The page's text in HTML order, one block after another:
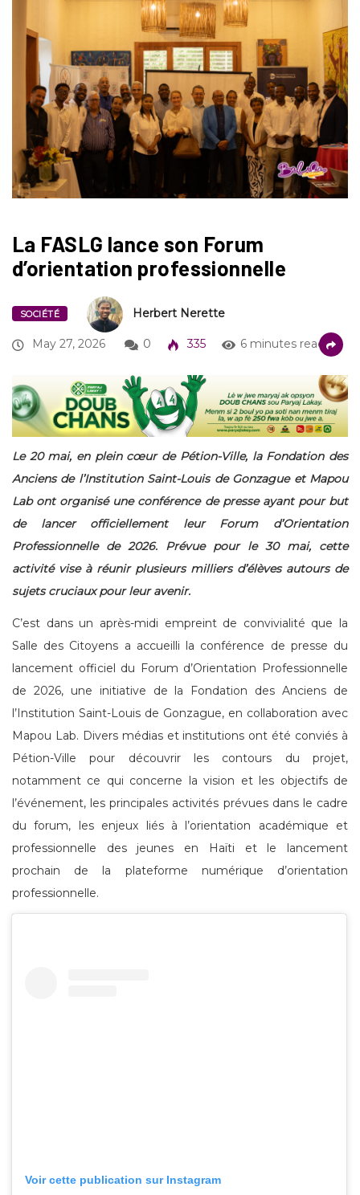
La FASLG lance son Forum
d’orientation professionnelle
SOCIÉTÉ Herbert Nerette
May 27, 2026 0 335 6 minutes read
Le 20 mai, en plein cœur de Pétion-Ville, la Fondation des
Anciens de l’Institution Saint-Louis de Gonzague et Mapou
Lab ont organisé une conférence de presse ayant pour but
de lancer officiellement leur Forum d’Orientation
Professionnelle de 2026. Prévue pour le 30 mai, cette
activité vise à réunir plusieurs milliers d’élèves autours de
sujets cruciaux pour leur avenir.
C’est dans un après-midi empreint de convivialité que la
Salle des Citoyens a accueilli la conférence de presse du
lancement officiel du Forum d’Orientation Professionnelle
de 2026, une initiative de la Fondation des Anciens de
l’Institution Saint-Louis de Gonzague, en collaboration avec
Mapou Lab. Divers médias et institutions ont été conviés à
Pétion-Ville pour découvrir les contours du projet,
notamment ce qui concerne la vision et les objectifs de
l’événement, les principales activités prévues dans le cadre
du forum, les enjeux liés à l’orientation académique et
professionnelle des jeunes en Haïti et le lancement
prochain de la plateforme numérique d’orientation
professionnelle.
Voir cette publication sur Instagram